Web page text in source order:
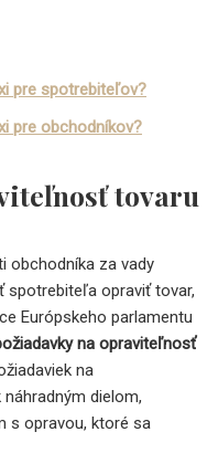
pre spotrebiteľov?
pre obchodníkov?
tovaru
obchodníka za vady
spotrebiteľa opraviť tovar,
Európskeho parlamentu
na opraviteľnosť
na
dielom,
s opravou, ktoré sa